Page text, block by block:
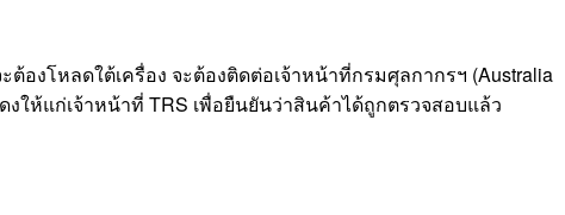
งโหลดใต้เครื่อง จะต้องติดต่อเจ้าหน้าที่กรมศุลกากรฯ (Australia
ให้แก่เจ้าหน้าที่ TRS เพื่อยืนยันว่าสินค้าได้ถูกตรวจสอบแล้ว